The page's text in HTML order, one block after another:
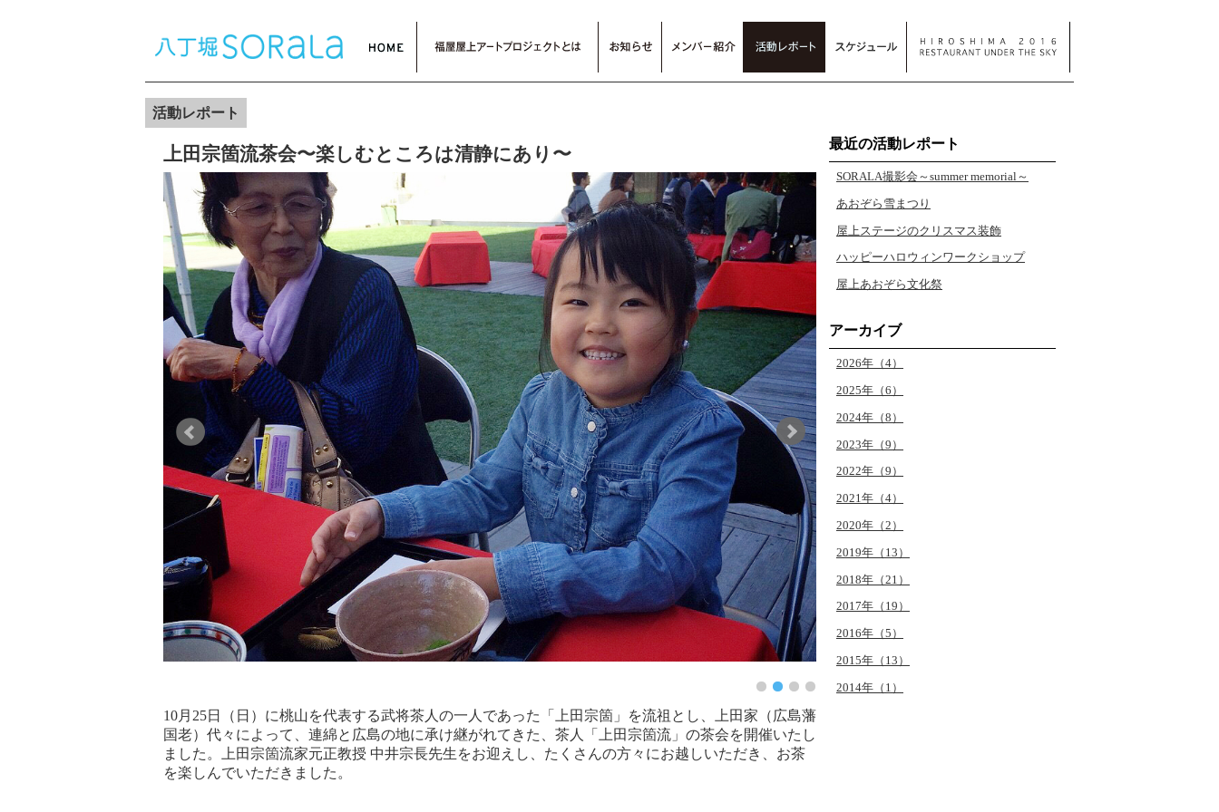
活動レポート
上田宗箇流茶会〜楽しむところは清静にあり〜
10月25日（日）に桃山を代表する武将茶人の一人であった「上田宗箇」を流祖とし、上田家（広島藩
国老）代々によって、連綿と広島の地に承け継がれてきた、茶人「上田宗箇流」の茶会を開催いたし
ました。上田宗箇流家元正教授 中井宗長先生をお迎えし、たくさんの方々にお越しいただき、お茶
を楽しんでいただきました。
最近の活動レポート
SORALA撮影会～summer memorial～
あおぞら雪まつり
屋上ステージのクリスマス装飾
ハッピーハロウィンワークショップ
屋上あおぞら文化祭
アーカイブ
2026年（4）
2025年（6）
2024年（8）
2023年（9）
2022年（9）
2021年（4）
2020年（2）
2019年（13）
2018年（21）
2017年（19）
2016年（5）
2015年（13）
2014年（1）